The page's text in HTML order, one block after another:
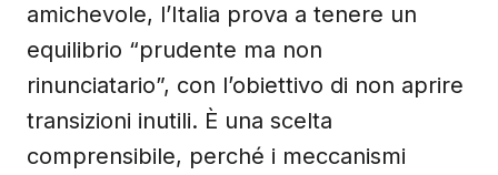
amichevole, l’Italia prova a tenere un
equilibrio “prudente ma non
rinunciatario”, con l’obiettivo di non aprire
transizioni inutili. È una scelta
comprensibile, perché i meccanismi